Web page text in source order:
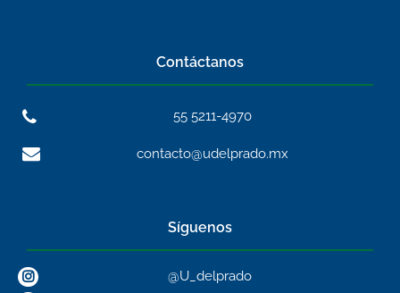
Contáctanos
55 5211-4970
contacto@udelprado.mx
Síguenos
@U_delprado